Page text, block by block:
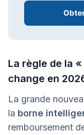
La règle de la
change en
La grande
la borne
remboursement